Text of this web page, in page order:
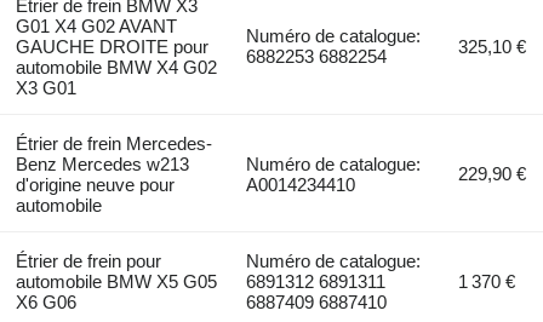
Étrier de frein BMW X3
G01 X4 G02 AVANT
GAUCHE DROITE pour
automobile BMW X4 G02
X3 G01
Numéro de catalogue:
6882253 6882254
325,10 €
Étrier de frein Mercedes-
Benz Mercedes w213
d'origine neuve pour
automobile
Numéro de catalogue:
A0014234410
229,90 €
Étrier de frein pour
automobile BMW X5 G05
X6 G06
Numéro de catalogue:
6891312 6891311
6887409 6887410
1 370 €